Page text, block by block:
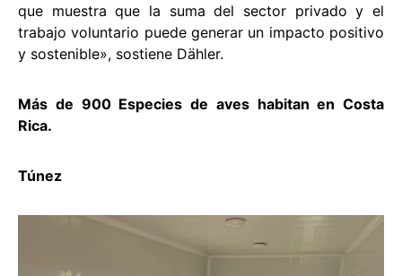
que muestra que la suma del sector privado y el
trabajo voluntario puede generar un impacto positivo
y sostenible», sostiene Dähler.
Más de 900 Especies de aves habitan en Costa
Rica.
Túnez